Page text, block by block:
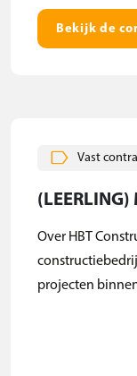
Bekijk de
Vast
(LEERLING)
Over HBT
projecten